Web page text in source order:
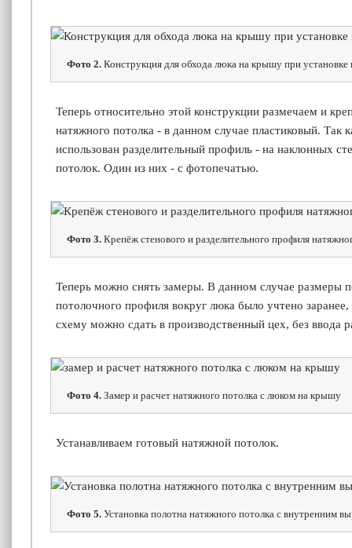
Фото 2. Конструкция для обхода люка на крышу при установке
Теперь относительно этой конструкции размечаем и
натяжного потолка - в данном случае пластиковый. Так
использован разделительный профиль - на наклонных
потолок. Один из них - с фотопечатью.
Фото 3. Крепёж стенового и разделительного профиля
Теперь можно снять замеры. В данном случае размеры
потолочного профиля вокруг люка было учтено
схему можно сдать в производственный цех, без ввода
Фото 4. Замер и расчет натяжного потолка с люком на крышу
Устанавливаем готовый натяжной потолок.
Фото 5. Установка полотна натяжного потолка с внутренним